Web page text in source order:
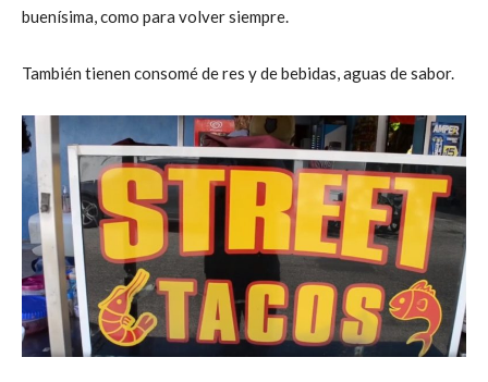
buenísima, como para volver siempre.
También tienen consomé de res y de bebidas, aguas de sabor.